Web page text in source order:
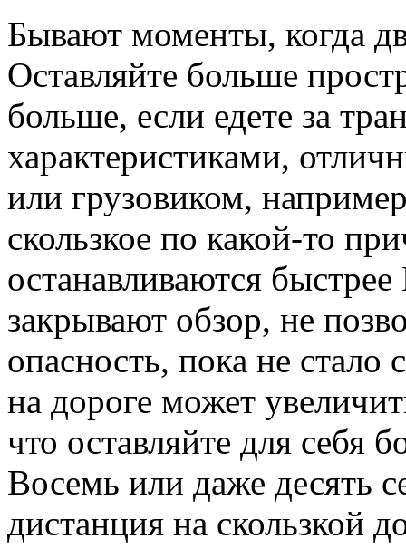
Бывают моменты, когда
Оставляйте больше
больше, если едете за
характеристиками,
или грузовиком,
скользкое по какой-то
останавливаются
закрывают обзор, не
опасность, пока не
на дороге может
что оставляйте для себя
Восемь или даже десять
дистанция на скользкой